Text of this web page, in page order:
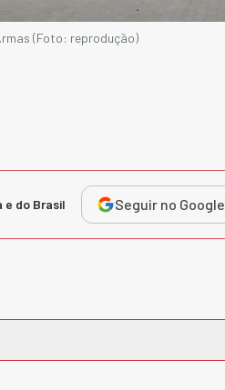
(Foto: reprodução)
e do Brasil Seguir no Google